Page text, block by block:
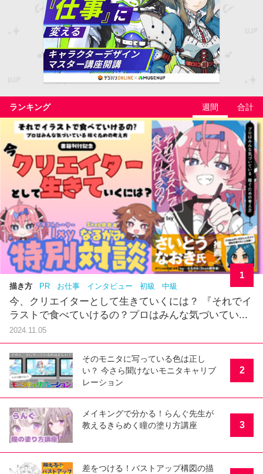
ランキング 週間 合計
描き方 PR お仕事 インタビュー 初級 中級
今、クリエイターとして生きていくには？ 『それでイ
ラストで食べていけるの？プロはみんな気づいてい...
2024.11.05
1
そのモニタに写っている色は正し
い？ 今さら聞けないモニタキャリブ
レーション
2
メイキングで分かる！らんぐ先生が
教えるきらめく瞳の塗り方講座
3
差をつける！バストアップ構図の描